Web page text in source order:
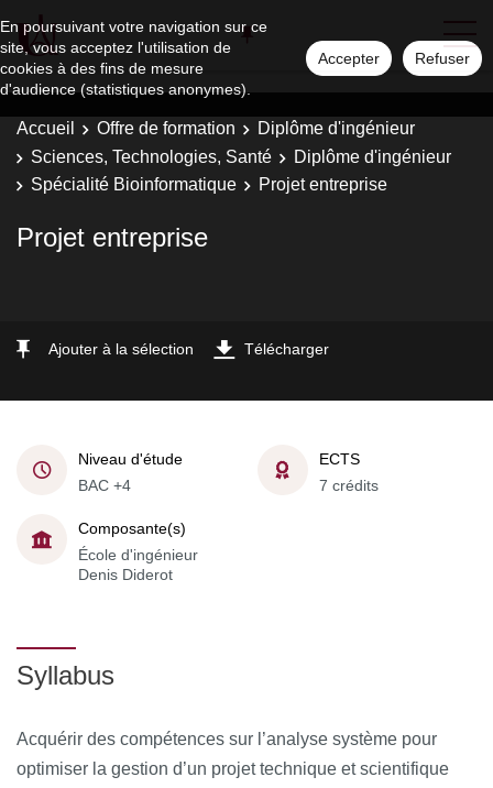
En poursuivant votre navigation sur ce
site, vous acceptez l'utilisation de
cookies à des fins de mesure
d'audience (statistiques anonymes).
Accepter Refuser
Accueil Offre de formation
Diplôme d'ingénieur
Sciences, Technologies, Santé
Diplôme d'ingénieur
Spécialité Bioinformatique
Projet entreprise
Projet entreprise
Ajouter à la sélection Télécharger
Niveau d'étude
BAC +4
ECTS
7 crédits
Composante(s)
École d'ingénieur
Denis Diderot
Syllabus
Acquérir des compétences sur l’analyse système pour
optimiser la gestion d’un projet technique et scientifique